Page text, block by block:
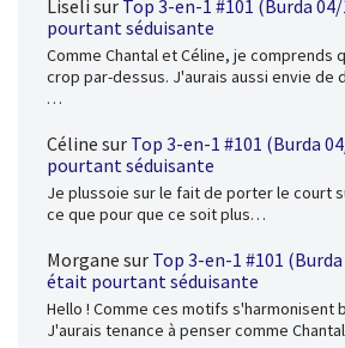
Liseli sur Top 3-en-1 #101 (Burda
pourtant séduisante
Comme Chantal et Céline, je comprends
crop par-dessus. J'aurais aussi envie de
…
Céline sur Top 3-en-1 #101 (Burda
pourtant séduisante
Je plussoie sur le fait de porter le court
ce que pour que ce soit plus…
Morgane sur Top 3-en-1 #101 (Burda
était pourtant séduisante
Hello ! Comme ces motifs s'harmonisent
J'aurais tenance à penser comme